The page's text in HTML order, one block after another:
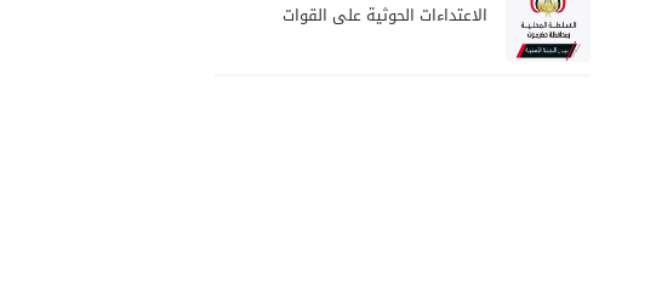
الاعتداءات الحوثية على القوات